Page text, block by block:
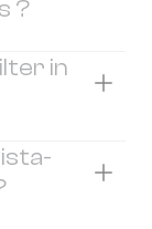
?
muss.
ist die
Betrieb
in
sich